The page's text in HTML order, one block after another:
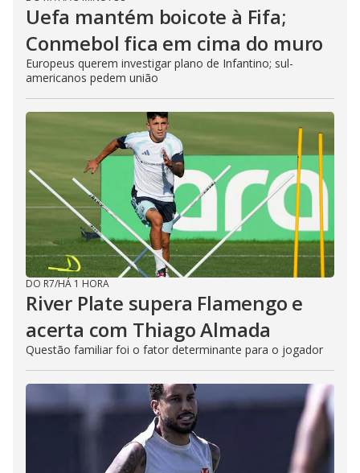
Uefa mantém boicote à Fifa;
Conmebol fica em cima do muro
Europeus querem investigar plano de Infantino; sul-
americanos pedem união
DO R7/HÁ 1 HORA
River Plate supera Flamengo e
acerta com Thiago Almada
Questão familiar foi o fator determinante para o jogador